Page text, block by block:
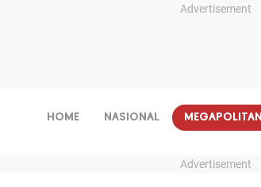
Advertisement
HOME NASIONAL MEGAPOLITAN
Advertisement